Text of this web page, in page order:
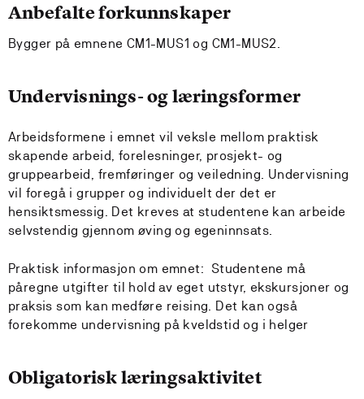
Anbefalte forkunnskaper
Bygger på emnene CM1-MUS1 og CM1-MUS2.
Undervisnings- og læringsformer
Arbeidsformene i emnet vil veksle mellom praktisk
skapende arbeid, forelesninger, prosjekt- og
gruppearbeid, fremføringer og veiledning. Undervisning
vil foregå i grupper og individuelt der det er
hensiktsmessig. Det kreves at studentene kan arbeide
selvstendig gjennom øving og egeninnsats.
Praktisk informasjon om emnet: Studentene må
påregne utgifter til hold av eget utstyr, ekskursjoner og
praksis som kan medføre reising. Det kan også
forekomme undervisning på kveldstid og i helger
Obligatorisk læringsaktivitet